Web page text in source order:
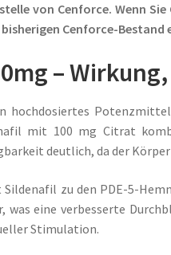
von Cenforce. Wenn
Cenforce-
–
hochdosiertes
mit 100 mg Citrat
deutlich, da der
zu den PDE-5-
was eine verbesserte
Stimulation.